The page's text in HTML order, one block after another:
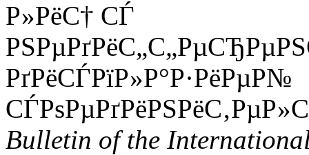
Р»РёС† СЃ
РґРёСЃРїР»Р°Р·РёРµР№
Bulletin of the